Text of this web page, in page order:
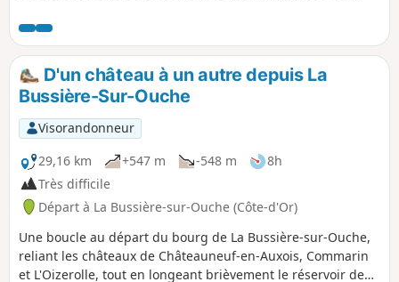
sentiers : le Tour de Barbaricum, le Tour des cinq balcons
sur la Gironde, les liaisons vers le Tour des Roches de
Veluze, vers le Tour de Marigny, vers la Traversée des 5
vallées. Le four à bois de Grenant-lès-Sombernoon est
allumé les jours de fêtes. .
D'un château à un autre depuis La
Bussière-Sur-Ouche
Visorandonneur
29,16 km
+547 m -548 m
8h
Très difficile
Départ à La Bussière-sur-Ouche (Côte-d'Or)
Une boucle au départ du bourg de La Bussière-sur-Ouche,
reliant les châteaux de Châteauneuf-en-Auxois, Commarin
et L'Oizerolle, tout en longeant brièvement le réservoir de